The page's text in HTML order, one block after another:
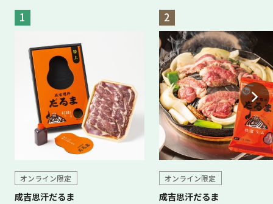
1
オンライン限定
成吉思汗だるま
2
オンライン限定
成吉思汗だるま